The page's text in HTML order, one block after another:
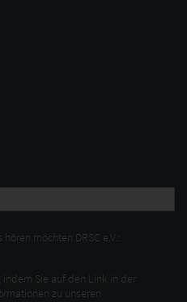
möchten DRSC e.V.:
Sie auf den Link in der
zu unseren